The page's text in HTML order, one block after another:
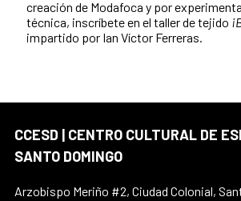
creación de Modafoca y por
técnica, inscríbete en el taller de tejido
impartido por Ian Víctor Ferreras.
CCESD | CENTRO CULTURAL DE
SANTO DOMINGO
Arzobispo Meriño #2, Ciudad Colonial,